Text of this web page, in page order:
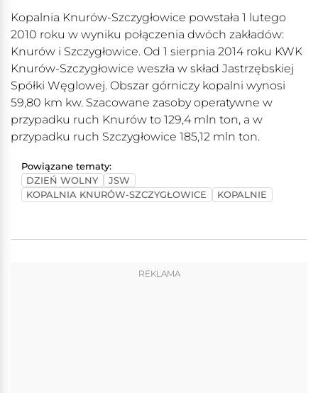
Kopalnia Knurów-Szczygłowice powstała 1 lutego
2010 roku w wyniku połączenia dwóch zakładów:
Knurów i Szczygłowice. Od 1 sierpnia 2014 roku KWK
Knurów-Szczygłowice weszła w skład Jastrzębskiej
Spółki Węglowej. Obszar górniczy kopalni wynosi
59,80 km kw. Szacowane zasoby operatywne w
przypadku ruch Knurów to 129,4 mln ton, a w
przypadku ruch Szczygłowice 185,12 mln ton.
Powiązane tematy:
DZIEŃ WOLNY
JSW
KOPALNIA KNURÓW-SZCZYGŁOWICE
KOPALNIE
REKLAMA